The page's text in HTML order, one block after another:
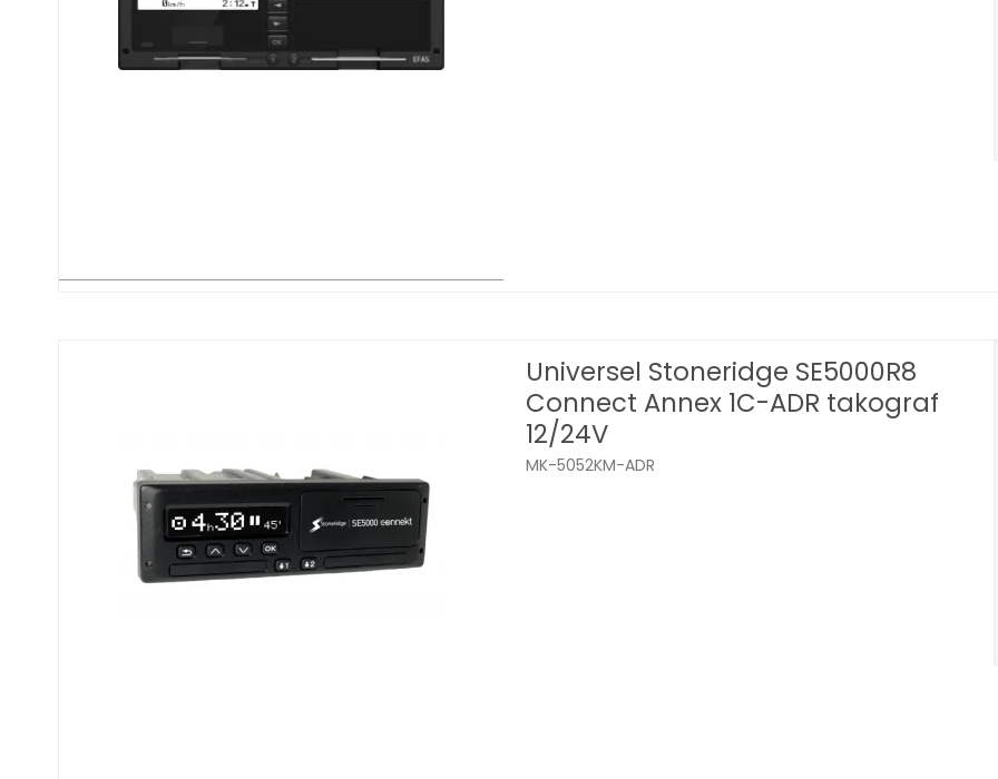
Universel Stoneridge SE5000R8
Connect Annex 1C-ADR takograf
12/24V
MK-5052KM-ADR